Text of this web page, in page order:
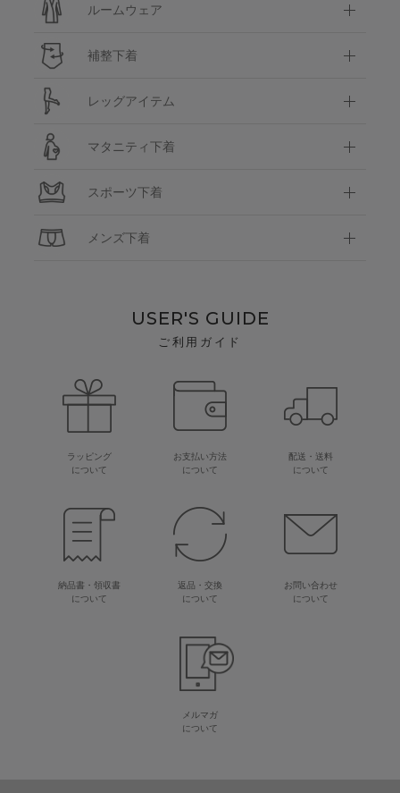
ルームウェア
補整下着
レッグアイテム
マタニティ下着
スポーツ下着
メンズ下着
USER'S GUIDE
ご利用ガイド
ラッピング
について
お支払い方法
について
配送・送料
について
納品書・領収書
について
返品・交換
について
お問い合わせ
について
メルマガ
について